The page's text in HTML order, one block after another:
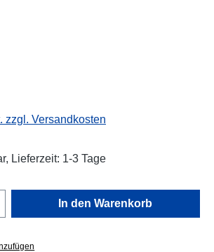
zzgl. Versandkosten
Lieferzeit: 1-3 Tage
Gib den gewünschten
In den Warenkorb